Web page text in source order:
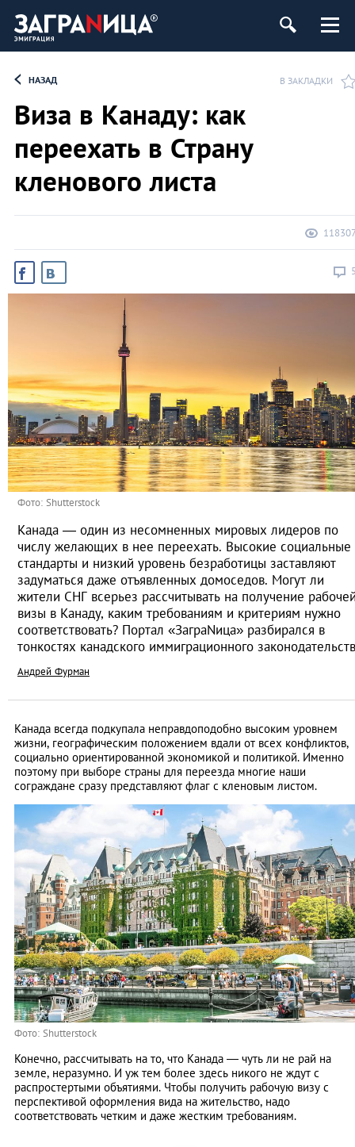
НАЗАД В ЗАКЛАДКИ
Виза в Канаду: как
переехать в Страну
кленового листа
Фото: Shutterstock
Канада — один из несомненных мировых лидеров по
числу желающих в нее переехать. Высокие социальные
стандарты и низкий уровень безработицы заставляют
задуматься даже отъявленных домоседов. Могут ли
жители СНГ всерьез рассчитывать на получение
визы в Канаду, каким требованиям и критериям нужно
соответствовать? Портал «ЗаграNица» разбирался в
тонкостях канадского иммиграционного
Андрей Фурман
Канада всегда подкупала неправдоподобно высоким уровнем
жизни, географическим положением вдали от всех конфликтов,
социально ориентированной экономикой и политикой. Именно
поэтому при выборе страны для переезда многие наши
сограждане сразу представляют флаг с кленовым листом.
Фото: Shutterstock
Конечно, рассчитывать на то, что Канада ― чуть ли не рай на
земле, неразумно. И уж тем более здесь никого не ждут с
распростертыми объятиями. Чтобы получить рабочую визу с
перспективой оформления вида на жительство, надо
соответствовать четким и даже жестким требованиям.